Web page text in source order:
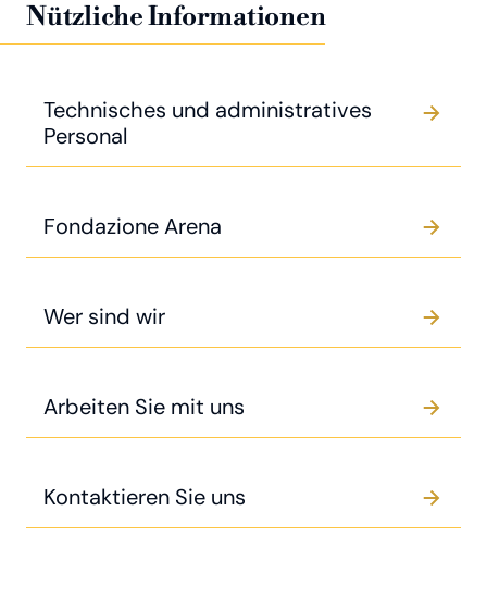
Nützliche Informationen
Technisches und administratives
Personal
Fondazione Arena
Wer sind wir
Arbeiten Sie mit uns
Kontaktieren Sie uns